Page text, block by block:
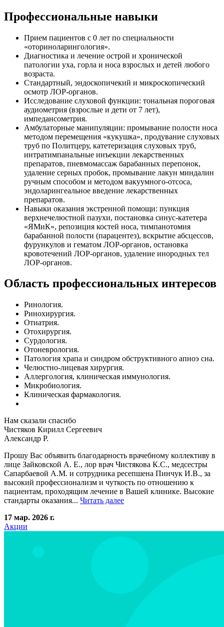
Профессиональные навыки
Прием пациентов с 0 лет по специальности
«оториноларингология».
Диагностика и лечение острой и хронической
патологии уха, горла и носа взрослых и детей любого
возраста.
Стандартный, эндоскопичекий и микроскопический
осмотр ЛОР-органов.
Исследование слуховой функции: тональная пороговая
аудиометрия (взрослые и дети от 7 лет),
импедансометрия.
Амбулаторные манипуляции: промывание полости носа
методом перемещения «кукушка», продувание слуховых
труб по Политцеру, катетеризация слуховых труб,
интратимпанальные инъекции лекарственных
препаратов, пневмомассаж барабанных перепонок,
удаление серных пробок, промывание лакун миндалин
ручным способом и методом вакуумного-отсоса,
эндоларингеальное введение лекарственных
препаратов.
Навыки оказания экстренной помощи: пункция
верхнечелюстной пазухи, постановка синус-катетера
«ЯМиК», репозиция костей носа, тимпанотомия
барабанной полости (парацентез), вскрытие абсцессов,
фурункулов и гематом ЛОР-органов, остановка
кровотечений ЛОР-органов, удаление инородных тел
ЛОР-органов.
Область профессиональных интересов
Ринология.
Ринохирургия.
Отиатрия.
Отохирургия.
Сурдология.
Отоневрология.
Патология храпа и синдром обструктивного апноэ сна.
Челюстно-лицевая хирургия.
Аллергология, клиническая иммунология.
Микробиология.
Клиническая фармакология.
Нам сказали спасибо
Чистяков Кирилл Сергеевич
Александр Р.
Прошу Вас объявить благодарность врачебному коллективу в
лице Зайковской А. Е., лор врач Чистякова К.С., медсестры
Сапарбаевой А.М. и сотрудника ресепшена Пинчук И.В., за
высокий профессионализм и чуткость по отношению к
пациентам, проходящим лечение в Вашей клинике. Высокие
стандарты оказания... Читать далее
17 мар. 2026 г.
Акции